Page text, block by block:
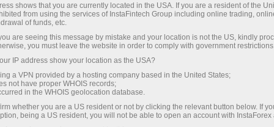
y brindará al principiante amplias oportunidades
duplicará su depósito!
shows that you are currently located in the USA. If you are a resident of the
from using the services of InstaFintech Group including online trading,
of funds, etc.
are seeing this message by mistake and your location is not the US, kindly
you must leave the website in order to comply with government
IP address show your location as the USA?
a VPN provided by a hosting company based in the United States;
not have proper WHOIS records;
in the WHOIS geolocation database.
whether you are a US resident or not by clicking the relevant button below. If
being a US resident, you will not be able to open an account with InstaForex